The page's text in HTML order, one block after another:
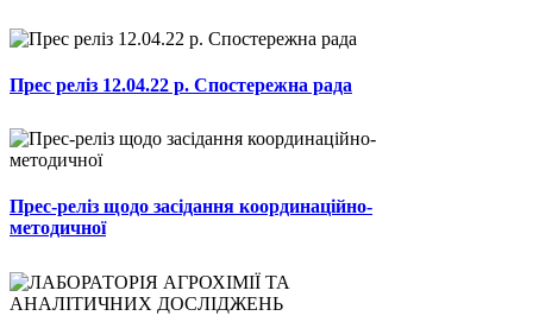
Прес реліз 12.04.22 р. Спостережна рада
Прес-реліз щодо засідання координаційно-
методичної